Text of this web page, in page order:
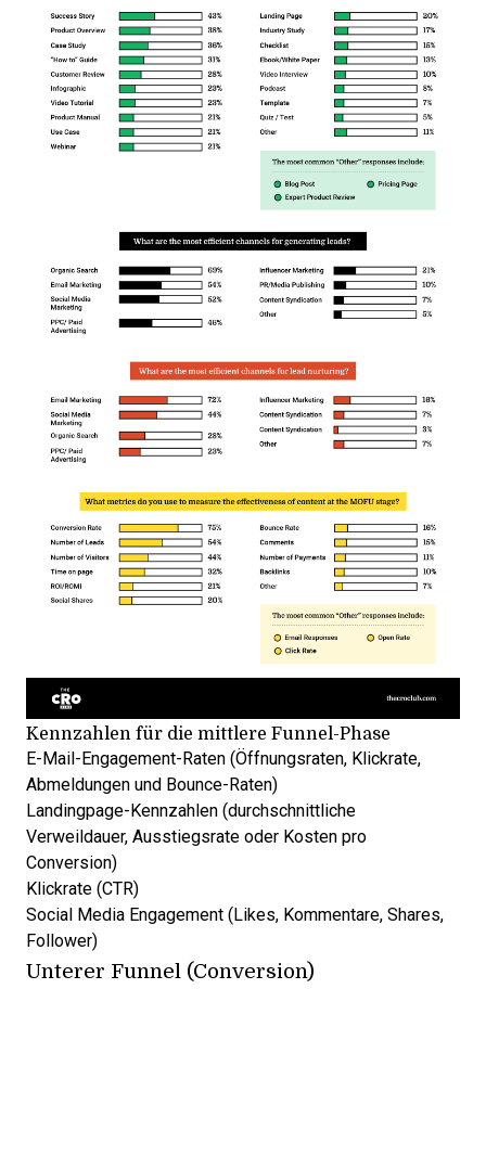
Kennzahlen für die mittlere Funnel-Phase
E-Mail-Engagement-Raten (Öffnungsraten, Klickrate,
Abmeldungen und Bounce-Raten)
Landingpage-Kennzahlen (durchschnittliche
Verweildauer, Ausstiegsrate oder Kosten pro
Conversion)
Klickrate (CTR)
Social Media Engagement (Likes, Kommentare, Shares,
Follower)
Unterer Funnel (Conversion)